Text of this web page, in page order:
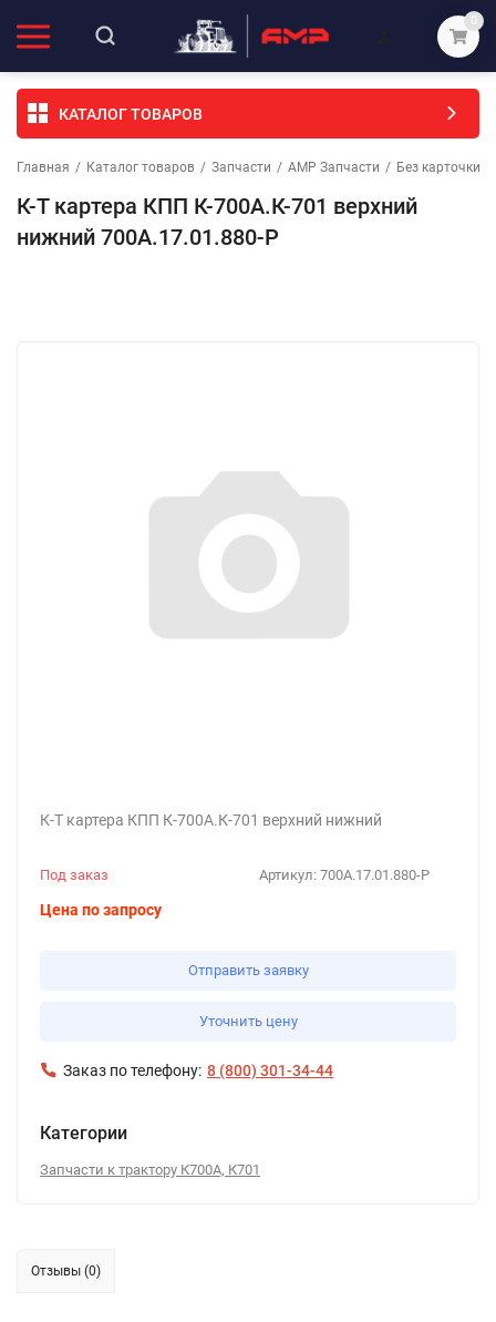
0
КАТАЛОГ ТОВАРОВ
Главная / Каталог товаров / Запчасти / АМР Запчасти / Без карточки
К-Т картера КПП К-700А.К-701 верхний
нижний 700А.17.01.880-Р
К-Т картера КПП К-700А.К-701 верхний нижний
Артикул: 700А.17.01.880-Р
Под заказ
Цена по запросу
Отправить заявку
Уточнить цену
Заказ по телефону: 8 (800) 301-34-44
Категории
Запчасти к трактору К700А, К701
Отзывы (0)